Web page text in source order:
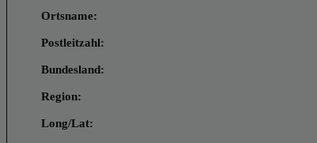
Ortsname:
Postleitzahl:
Bundesland:
Region:
Long/Lat: